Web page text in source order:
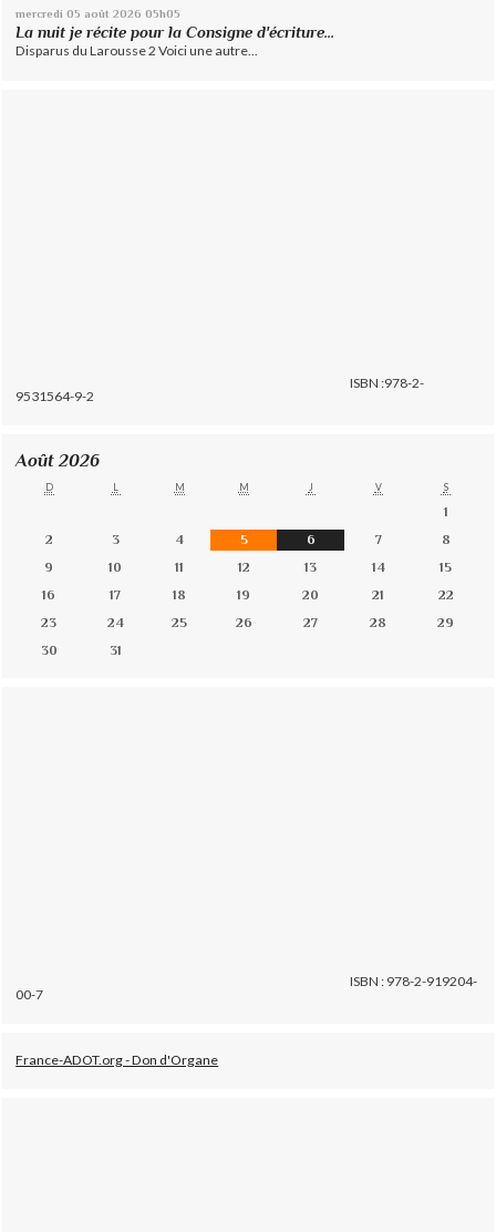
mercredi 05 août 2026 05h05
La nuit je récite pour la Consigne d'écriture...
Disparus du Larousse 2 Voici une autre...
ISBN :978-2-
9531564-9-2
Août 2026
D L M M J V S
1
2
3 4 5 6 7
8
9
10 11 12 13 14
15
16
17 18 19 20 21
22
23
24 25 26 27 28
29
30
31
ISBN : 978-2-919204-
00-7
France-ADOT.org - Don d'Organe